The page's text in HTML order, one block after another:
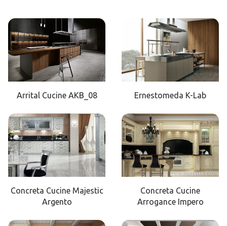
Arrital Cucine AKB_08 Ernestomeda K-Lab
Concreta Cucine Majestic
Argento
Concreta Cucine
Arrogance Impero